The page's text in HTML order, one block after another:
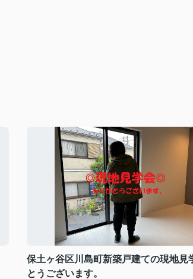
保土ヶ谷区川島町新築戸建ての現地見
とうございます。